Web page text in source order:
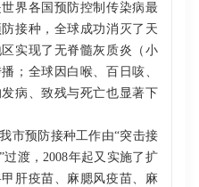
界各国预防控制传染病最
接种，全球成功消灭了天
实现了无脊髓灰质炎（小
；全球因白喉、百日咳、
病、致残与死亡也显著下
预防接种工作由“突击接
过渡，2008年起又实施了扩
肝疫苗、麻腮风疫苗、麻